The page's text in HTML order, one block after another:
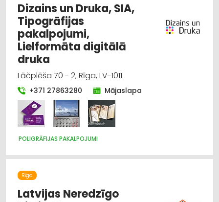
Dizains un Druka, SIA,
Tipogrāfijas
pakalpojumi,
Lielformāta digitālā
druka
Lāčplēša 70 - 2, Rīga, LV-1011
+371 27863280 Mājaslapa
POLIGRĀFIJAS PAKALPOJUMI
Rīga
Latvijas Neredzīgo